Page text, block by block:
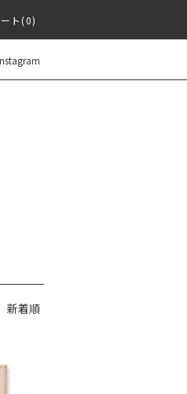
ト(0)
新着順